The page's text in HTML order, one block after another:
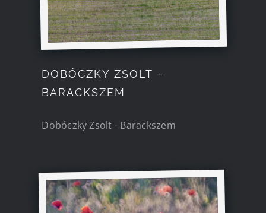
DOBÓCZKY ZSOLT –
BARACKSZEM
Dobóczky Zsolt - Barackszem